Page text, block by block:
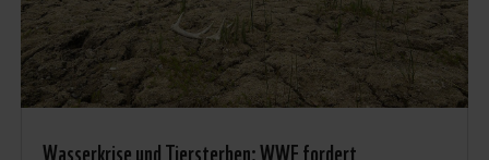
Wasserkrise und Tiersterben: WWF fordert